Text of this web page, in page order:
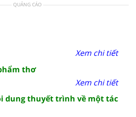
QUẢNG CÁO
Xem chi tiết
thơ
Xem chi tiết
dung thuyết trình về một tác